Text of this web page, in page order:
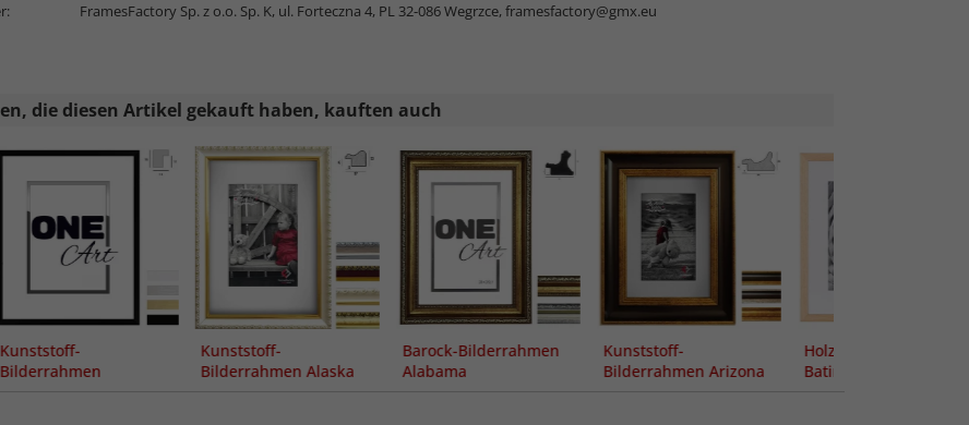
FramesFactory Sp. z o.o. Sp. K, ul. Forteczna 4, PL 32-086 Wegrzce,framesfactory@gmx.eu
die diesen Artikel gekauft haben, kauften auch
Kunststoff-
Bilderrahmen
Kunststoff-
Bilderrahmen Alaska
Barock-Bilderrahmen
Alabama
Kunststoff-
Bilderrahmen Arizona
Holz-Bilderrahmen
Batino